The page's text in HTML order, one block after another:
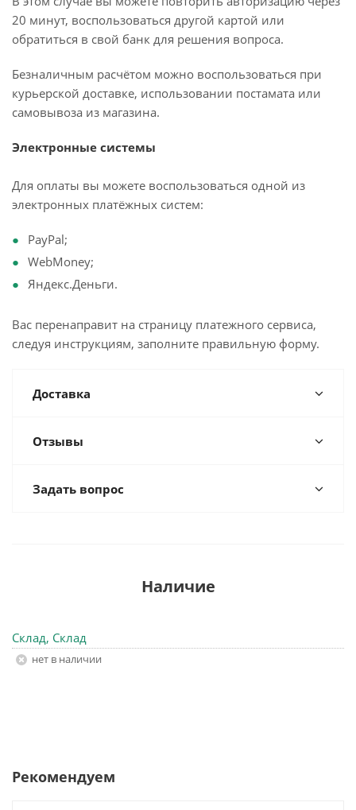
20 минут, воспользоваться другой картой или
обратиться в свой банк для решения вопроса.
Безналичным расчётом можно воспользоваться при
курьерской доставке, использовании постамата или
самовывоза из магазина.
Электронные системы
Для оплаты вы можете воспользоваться одной из
электронных платёжных систем:
PayPal;
WebMoney;
Яндекс.Деньги.
Вас перенаправит на страницу платежного сервиса,
следуя инструкциям, заполните правильную форму.
Доставка
Отзывы
Задать вопрос
Наличие
Склад, Склад
Нет в наличии
Рекомендуем